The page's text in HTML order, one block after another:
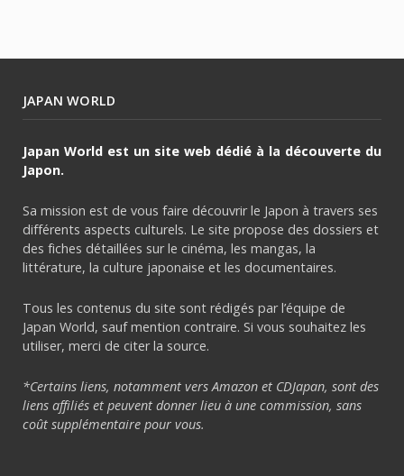
JAPAN WORLD
Japan World est un site web dédié à la découverte du
Japon.
Sa mission est de vous faire découvrir le Japon à travers ses
différents aspects culturels. Le site propose des dossiers et
des fiches détaillées sur le cinéma, les mangas, la
littérature, la culture japonaise et les documentaires.
Tous les contenus du site sont rédigés par l’équipe de
Japan World, sauf mention contraire. Si vous souhaitez les
utiliser, merci de citer la source.
*Certains liens, notamment vers Amazon et CDJapan, sont des
liens affiliés et peuvent donner lieu à une commission, sans
coût supplémentaire pour vous.